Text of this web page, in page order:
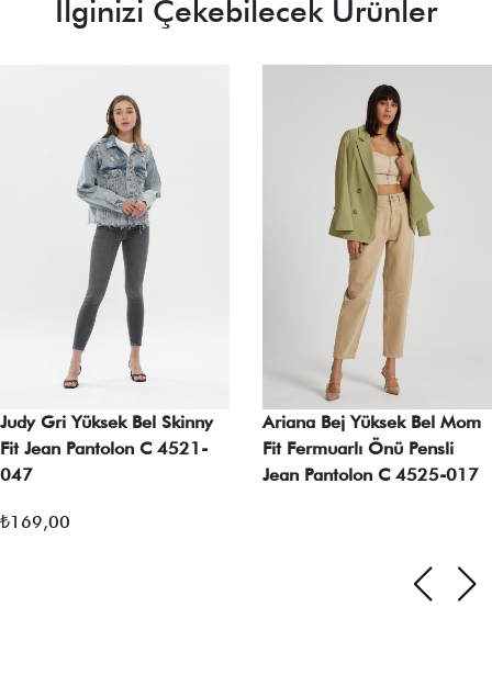
İlginizi Çekebilecek Ürünler
Judy Gri Yüksek Bel Skinny
Fit Jean Pantolon C 4521-
047
₺169,00
Ariana Bej Yüksek Bel Mom
Fit Fermuarlı Önü Pensli
Jean Pantolon C 4525-017